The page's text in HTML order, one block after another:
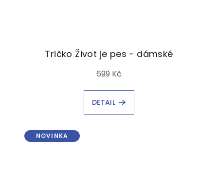
Tričko Život je pes - dámské
699 Kč
DETAIL
NOVINKA